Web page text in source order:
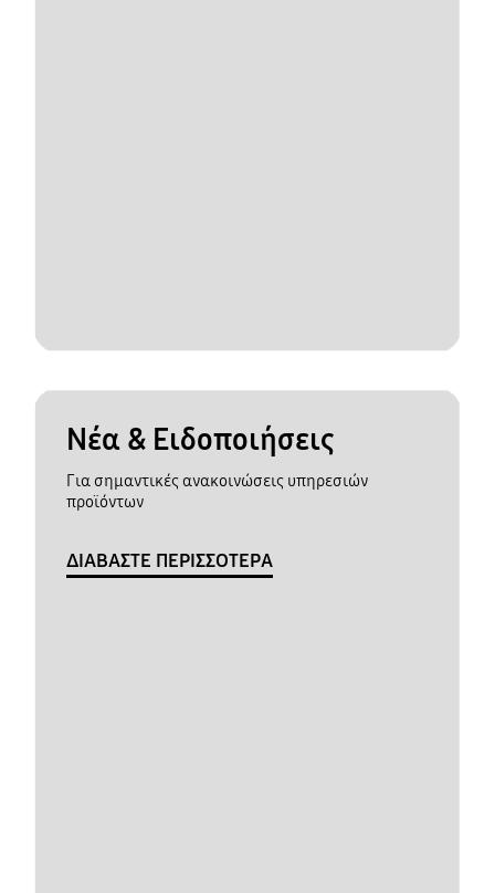
Νέα & Ειδοποιήσεις
Για σημαντικές ανακοινώσεις υπηρεσιών
προϊόντων
ΔΙΑΒΑΣΤΕ ΠΕΡΙΣΣΟΤΕΡΑ